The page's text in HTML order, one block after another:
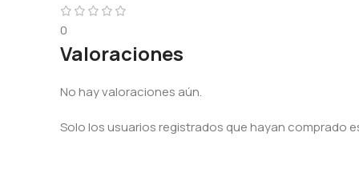
0
Valoraciones
No hay valoraciones aún.
Solo los usuarios registrados que hayan comprado